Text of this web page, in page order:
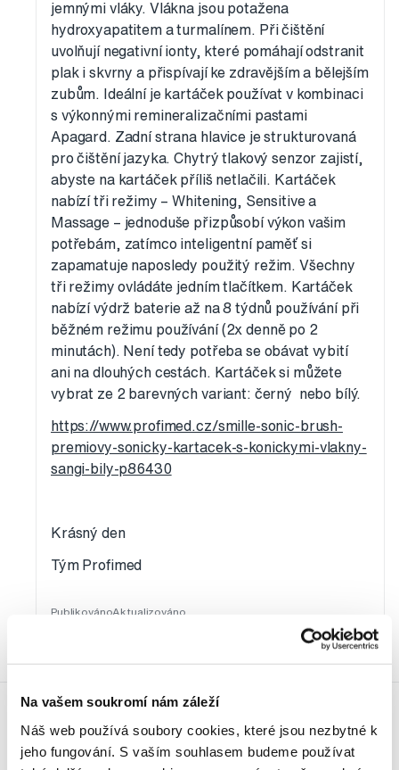
Na vašem soukromí nám záleží
Náš web používá soubory cookies, které jsou nezbytné k
jeho fungování. S vaším souhlasem budeme používat
jemnými vláky. Vlákna jsou potažena
hydroxyapatitem a turmalínem. Při čištění
uvolňují negativní ionty, které pomáhají odstranit
plak i skvrny a přispívají ke zdravějším a bělejším
zubům. Ideální je kartáček používat v kombinaci
s výkonnými remineralizačními pastami
Apagard. Zadní strana hlavice je strukturovaná
pro čištění jazyka. Chytrý tlakový senzor zajistí,
abyste na kartáček příliš netlačili. Kartáček
nabízí tři režimy – Whitening, Sensitive a
Massage – jednoduše přizpůsobí výkon vašim
potřebám, zatímco inteligentní paměť si
zapamatuje naposledy použitý režim. Všechny
tři režimy ovládáte jedním tlačítkem. Kartáček
nabízí výdrž baterie až na 8 týdnů používání při
běžném režimu používání (2x denně po 2
minutách). Není tedy potřeba se obávat vybití
ani na dlouhých cestách. Kartáček si můžete
vybrat ze 2 barevných variant: černý nebo bílý.
https://www.profimed.cz/smille-sonic-brush-
premiovy-sonicky-kartacek-s-konickymi-vlakny-
sangi-bily-p86430
Krásný den
Tým Profimed
PublikovánoAktualizováno
Produkty